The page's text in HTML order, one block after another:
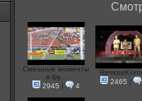
Смешные моменты
в фу...
2945 | 4
2465 |